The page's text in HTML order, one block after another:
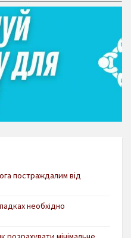
постраждалим від
необхідно